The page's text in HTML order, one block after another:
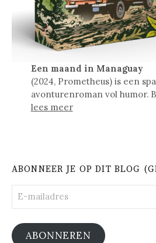
Een maand in Managuay
(2024, Prometheus) is een
avonturenroman vol humor.
lees meer
ABONNEER JE OP DIT BLOG
mailadres
ABONNEREN